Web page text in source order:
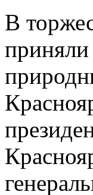
В
приняли